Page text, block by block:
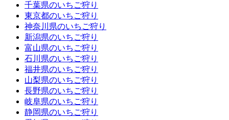
千葉県のいちご狩り
東京都のいちご狩り
神奈川県のいちご狩り
新潟県のいちご狩り
富山県のいちご狩り
石川県のいちご狩り
福井県のいちご狩り
山梨県のいちご狩り
長野県のいちご狩り
岐阜県のいちご狩り
静岡県のいちご狩り